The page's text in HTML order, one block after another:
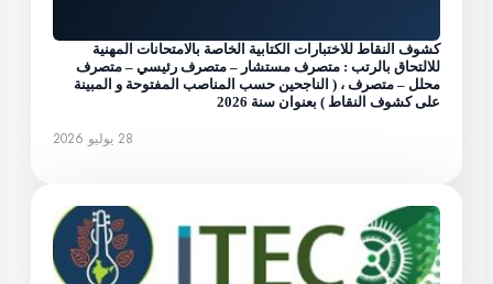
كشوف النقاط للاختبارات الكتابية الخاصة بالامتحانات المهنية
للالتحاق بالرتب : متصرف مستشار – متصرف رئيسي – متصرف
محلل – متصرف ، ( الناجحين حسب المناصب المفتوحة و المبينة
على كشوف النقاط ) بعنوان سنة 2026
28 يوليو 2026